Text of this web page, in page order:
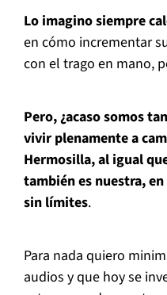
Lo imagino siempre
en cómo incrementar
con el trago en mano,
Pero, ¿acaso somos
vivir plenamente a
Hermosilla, al igual
también es nuestra,
sin límites.
Para nada quiero
audios y que hoy se